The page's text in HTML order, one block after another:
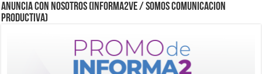
ANUNCIA CON NOSOTROS (Informa2ve / Somos Comunicacion
Productiva)